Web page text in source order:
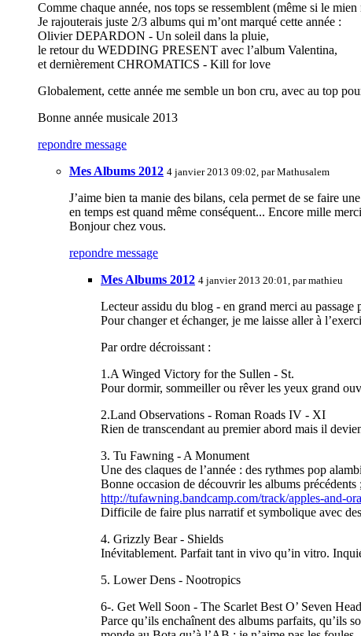
Comme chaque année, nos tops se ressemblent (même si le
Je rajouterais juste 2/3 albums qui m’ont marqué cette année :
Olivier DEPARDON - Un soleil dans la pluie,
le retour du WEDDING PRESENT avec l’album Valentina,
et dernièrement CHROMATICS - Kill for love
Globalement, cette année me semble un bon cru, avec au top
Bonne année musicale 2013
repondre message
Mes Albums 2012 4 janvier 2013 09:02, parMathusalem
J’aime bien ta manie des bilans, cela permet de se faire
en temps est quand même conséquent... Encore mille
Bonjour chez vous.
repondre message
Mes Albums 2012 4 janvier 2013 20:01, parmathieu
Lecteur assidu du blog - en grand merci au passage
Pour changer et échanger, je me laisse aller à
Par ordre décroissant :
1.A Winged Victory for the Sullen - St.
Pour dormir, sommeiller ou rêver les yeux grand
2.Land Observations - Roman Roads IV - XI
Rien de transcendant au premier abord mais il
3. Tu Fawning - A Monument
Une des claques de l’année : des rythmes pop
Bonne occasion de découvrir les albums
http://tufawning.bandcamp.com/track/apples-and-
Difficile de faire plus narratif et symbolique avec
4. Grizzly Bear - Shields
Inévitablement. Parfait tant in vivo qu’in vitro.
5. Lower Dens - Nootropics
6-. Get Well Soon - The Scarlet Best O’ Seven
Parce qu’ils enchaînent des albums parfaits, qu’ils